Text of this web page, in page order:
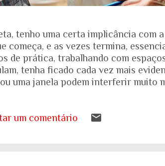
tenho uma certa implicância com
começa, e as vezes termina,
de prática, trabalhando com
tenha ficado cada vez mais
uma janela podem interferir muito
a desenhar nos livros de
um comentário